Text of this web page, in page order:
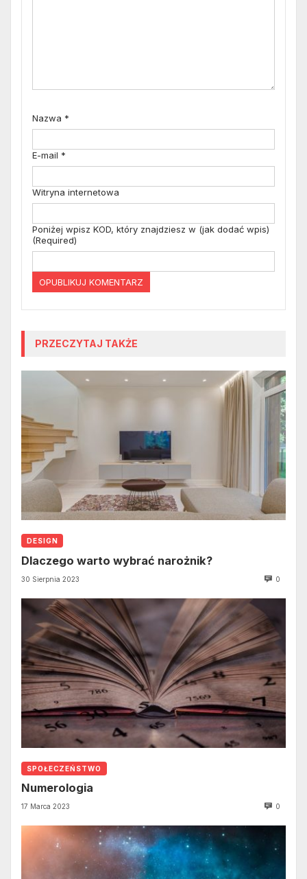
Nazwa *
E-mail *
Witryna internetowa
Poniżej wpisz KOD, który znajdziesz w (jak dodać wpis)
(Required)
PRZECZYTAJ TAKŻE
DESIGN
Dlaczego warto wybrać narożnik?
30 Sierpnia 2023 0
SPOŁECZEŃSTWO
Numerologia
17 Marca 2023 0